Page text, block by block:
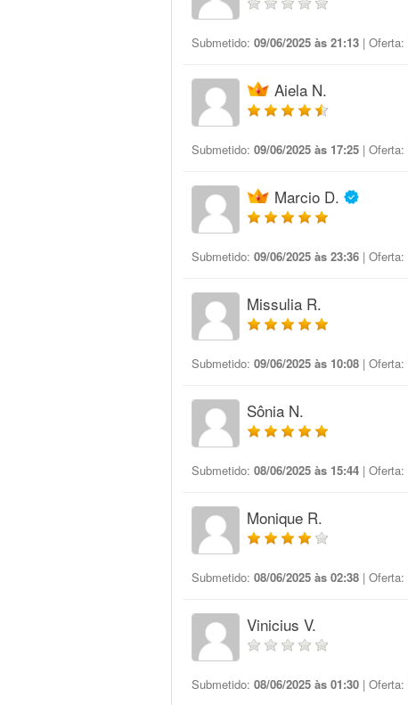
Submetido: 09/06/2025 às 21:13 | Oferta:
Aiela N.
Submetido: 09/06/2025 às 17:25 | Oferta:
Marcio D.
Submetido: 09/06/2025 às 23:36 | Oferta:
Missulia R.
Submetido: 09/06/2025 às 10:08 | Oferta:
Sônia N.
Submetido: 08/06/2025 às 15:44 | Oferta:
Monique R.
Submetido: 08/06/2025 às 02:38 | Oferta:
Vinicius V.
Submetido: 08/06/2025 às 01:30 | Oferta: